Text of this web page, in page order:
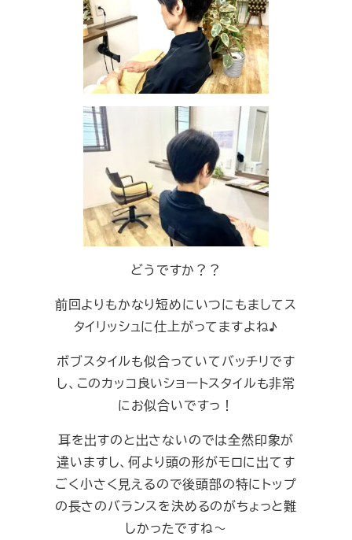
どうですか？？
前回よりもかなり短めにいつにもましてス
タイリッシュに仕上がってますよね♪
ボブスタイルも似合っていてバッチリです
し、このカッコ良いショートスタイルも非常
にお似合いですっ！
耳を出すのと出さないのでは全然印象が
違いますし、何より頭の形がモロに出てす
ごく小さく見えるので後頭部の特にトップ
の長さのバランスを決めるのがちょっと難
しかったですね～